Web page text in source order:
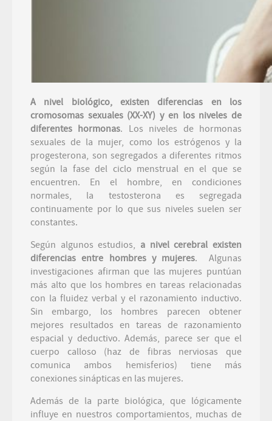
A nivel biológico, existen diferencias en los
cromosomas sexuales (XX-XY) y en los niveles de
diferentes hormonas. Los niveles de hormonas
sexuales de la mujer, como los estrógenos y la
progesterona, son segregados a diferentes ritmos
según la fase del ciclo menstrual en el que se
encuentren. En el hombre, en condiciones
normales, la testosterona es segregada
continuamente por lo que sus niveles suelen ser
constantes.
Según algunos estudios, a nivel cerebral existen
diferencias entre hombres y mujeres. Algunas
investigaciones afirman que las mujeres puntúan
más alto que los hombres en tareas relacionadas
con la fluidez verbal y el razonamiento inductivo.
Sin embargo, los hombres parecen obtener
mejores resultados en tareas de razonamiento
espacial y deductivo. Además, parece ser que el
cuerpo calloso (haz de fibras nerviosas que
comunica ambos hemisferios) tiene más
conexiones sinápticas en las mujeres.
Además de la parte biológica, que lógicamente
influye en nuestros comportamientos, muchas de